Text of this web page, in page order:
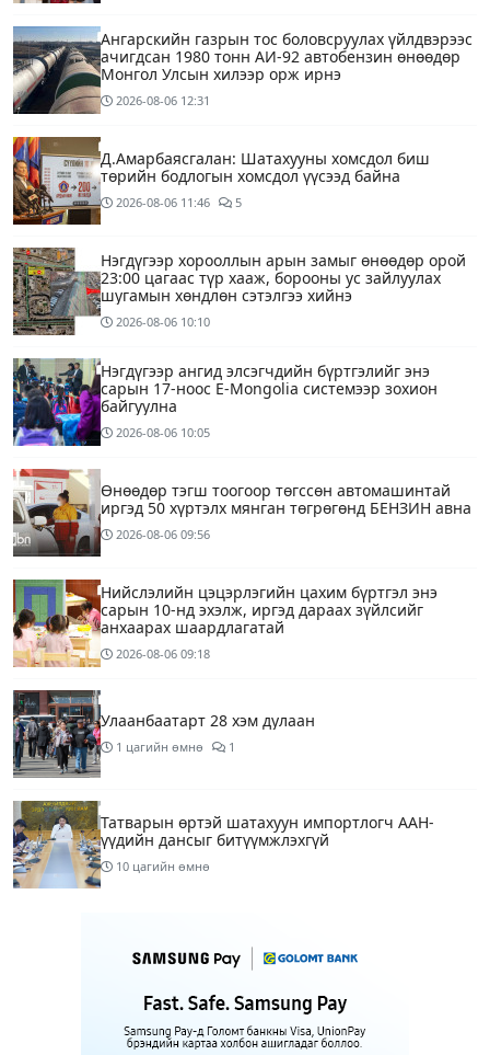
Ангарскийн газрын тос боловсруулах үйлдвэрээс
ачигдсан 1980 тонн АИ-92 автобензин өнөөдөр
Монгол Улсын хилээр орж ирнэ
2026-08-06 12:31
Д.Амарбаясгалан: Шатахууны хомсдол биш
төрийн бодлогын хомсдол үүсээд байна
2026-08-06 11:46 5
Нэгдүгээр хорооллын арын замыг өнөөдөр орой
23:00 цагаас түр хааж, борооны ус зайлуулах
шугамын хөндлөн сэтэлгээ хийнэ
2026-08-06 10:10
Нэгдүгээр ангид элсэгчдийн бүртгэлийг энэ
сарын 17-ноос E-Mongolia системээр зохион
байгуулна
2026-08-06 10:05
Өнөөдөр тэгш тоогоор төгссөн автомашинтай
иргэд 50 хүртэлх мянган төгрөгөнд БЕНЗИН авна
2026-08-06 09:56
Нийслэлийн цэцэрлэгийн цахим бүртгэл энэ
сарын 10-нд эхэлж, иргэд дараах зүйлсийг
анхаарах шаардлагатай
2026-08-06 09:18
Улаанбаатарт 28 хэм дулаан
1 цагийн өмнө 1
Татварын өртэй шатахуун импортлогч ААН-
үүдийн дансыг битүүмжлэхгүй
10 цагийн өмнө
үүлтэй
Шатахууны хомсдолтой холбогдуулан онцын